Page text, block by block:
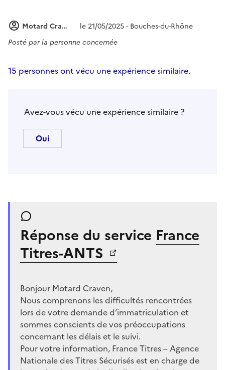
Motard Craven
le 21/05/2025 - Bouches-du-Rhône
Posté parla personne concernée
15 personnes ont vécu une expérience similaire.
Avez-vous vécu une expérience similaire ?
Réponse du service France
Titres-ANTS
Bonjour Motard Craven,
Nous comprenons les difficultés rencontrées
lors de votre demande d’immatriculation et
sommes conscients de vos préoccupations
concernant les délais et le suivi.
Pour votre information, France Titres – Agence
Nationale des Titres Sécurisés est en charge de